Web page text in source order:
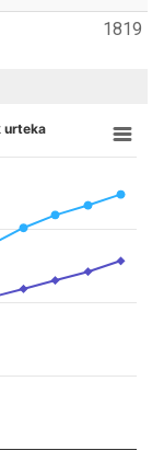
1819
urteka